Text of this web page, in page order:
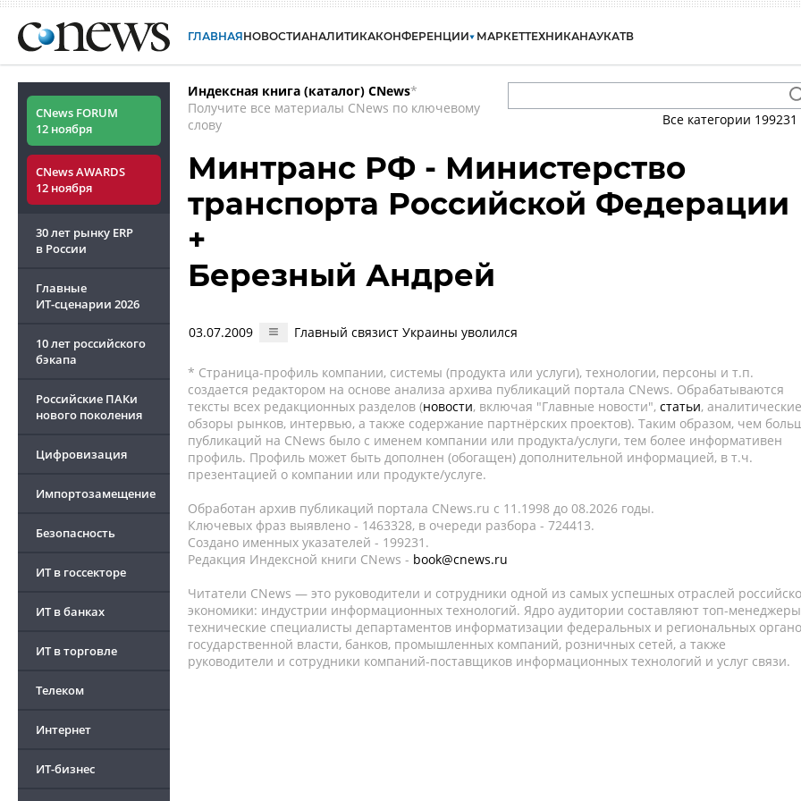
ГЛАВНАЯНОВОСТИАНАЛИТИКАКОНФЕРЕНЦИИ МАРКЕТТЕХНИКАНАУКАТВ
CNews FORUM
12 ноября
CNews AWARDS
12 ноября
30 лет рынку ERP
в России
Главные
ИТ-сценарии 2026
10 лет российского
бэкапа
Российские ПАКи
нового поколения
Цифровизация
Импортозамещение
Безопасность
ИТ в госсекторе
ИТ в банках
ИТ в торговле
Телеком
Интернет
ИТ-бизнес
Индексная книга (каталог) CNews*
Получите все материалы CNews по ключевому
слову
Все категории 199231
Минтранс РФ - Министерство
транспорта Российской Федерации
+
Березный Андрей
03.07.2009 Главный связист Украины уволился
* Страница-профиль компании, системы (продукта или услуги), технологии, персоны и т.п.
создается редактором на основе анализа архива публикаций портала CNews. Обрабатываются
тексты всех редакционных разделов (новости, включая "Главные новости", статьи, аналитические
обзоры рынков, интервью, а также содержание партнёрских проектов). Таким образом, чем
публикаций на CNews было с именем компании или продукта/услуги, тем более информативен
профиль. Профиль может быть дополнен (обогащен) дополнительной информацией, в т.ч.
презентацией о компании или продукте/услуге.
Обработан архив публикаций портала CNews.ru c 11.1998 до 08.2026 годы.
Ключевых фраз выявлено - 1463328, в очереди разбора - 724413.
Создано именных указателей - 199231.
Редакция Индексной книги CNews - book@cnews.ru
Читатели CNews — это руководители и сотрудники одной из самых успешных отраслей
экономики: индустрии информационных технологий. Ядро аудитории составляют топ-
технические специалисты департаментов информатизации федеральных и региональных
государственной власти, банков, промышленных компаний, розничных сетей, а также
руководители и сотрудники компаний-поставщиков информационных технологий и услуг связи.